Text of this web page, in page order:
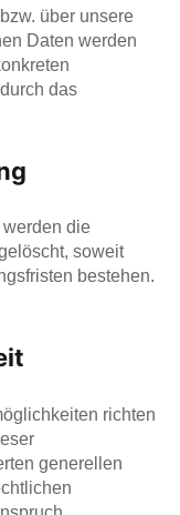
über unsere
Daten werden
das
werden die
soweit
bestehen.
richten
generellen